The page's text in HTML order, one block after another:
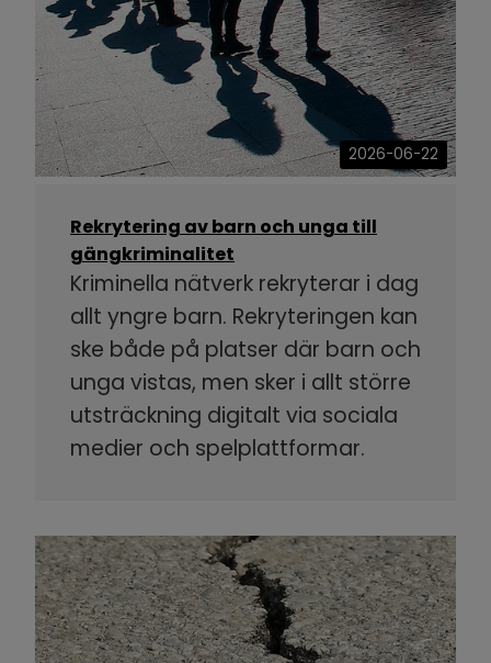
2026-06-22
Rekrytering av barn och unga till
gängkriminalitet
Kriminella nätverk rekryterar i dag
allt yngre barn. Rekryteringen kan
ske både på platser där barn och
unga vistas, men sker i allt större
utsträckning digitalt via sociala
medier och spelplattformar.